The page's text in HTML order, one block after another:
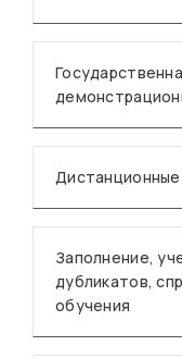
Заполнение,
дубликатов,
обучения